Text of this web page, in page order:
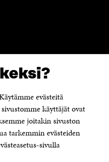
evästeitä
käyttäjät ovat
joitakin sivuston
tarkemmin evästeiden
sivulla
Sitra